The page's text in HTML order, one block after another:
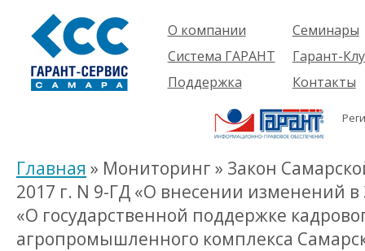
О компании
Компания
Проекты
Партнеры
Вакансии
Реквизиты
Информация
Система ГАРАНТ
О системе
решения
Комплекты
История
Поддержка
Пользователям
Будущим
пользователям
Семинары
Об услуге
семинары
Гарант-
Контакты
Главная » Мониторинг » Закон
2017 г. N 9-ГД «О внесении изменений
«О государственной поддержке
агропромышленного комплекса